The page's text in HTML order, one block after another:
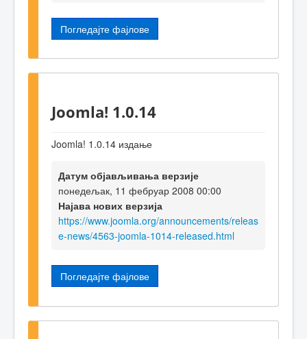
Погледајте фајлове
Joomla! 1.0.14
Joomla! 1.0.14 издање
Датум објављивања верзије
понедељак, 11 фебруар 2008 00:00
Најава нових верзија
https://www.joomla.org/announcements/releas
e-news/4563-joomla-1014-released.html
Погледајте фајлове